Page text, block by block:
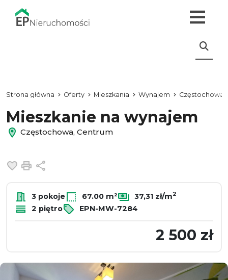
Strona główna Oferty Mieszkania Wynajem Częstochowa
Mieszkanie na wynajem
Częstochowa, Centrum
Dodaj do ulubionych
Drukuj
3 pokoje 67.00 m² 37,31 zł/m2
2 piętro EPN-MW-7284
2 500 zł